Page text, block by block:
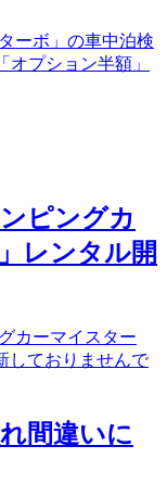
ーボ」の車中泊検
プション半額」
ピングカ
レンタル開
カーマイスター
しておりませんで
間違いに